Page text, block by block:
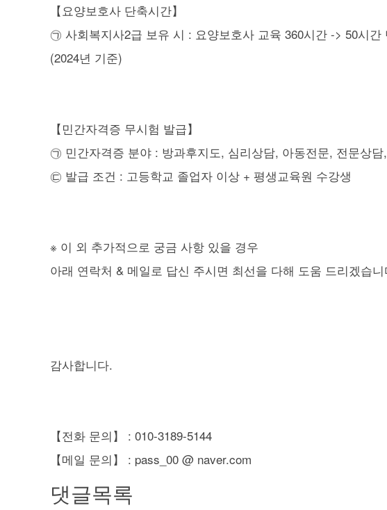
【요양보호사 단축시간】
㉠ 사회복지사2급 보유 시 : 요양보호사 교육 360시간 -> 50시간
(2024년 기준)
【민간자격증 무시험 발급】
㉠ 민간자격증 분야 : 방과후지도, 심리상담, 아동전문, 전문상
㉢ 발급 조건 : 고등학교 졸업자 이상 + 평생교육원 수강생
※ 이 외 추가적으로 궁금 사항 있을 경우
아래 연락처 & 메일로 답신 주시면 최선을 다해 도움 드리겠습니
감사합니다.
【전화 문의】 : 010-3189-5144
【메일 문의】 : pass_00 @ naver.com
댓글목록